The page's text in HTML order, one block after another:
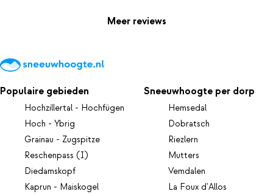
Meer reviews
Populaire gebieden
Hochzillertal - Hochfügen
Hoch - Ybrig
Grainau - Zugspitze
Reschenpass (I)
Diedamskopf
Kaprun - Maiskogel
Sneeuwhoogte per dorp
Hemsedal
Dobratsch
Riezlern
Mutters
Vemdalen
La Foux d'Allos